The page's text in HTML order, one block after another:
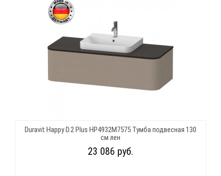
Duravit Happy D.2 Plus HP4932M7575 Тумба подвесная 130
см лен
23 086 руб.